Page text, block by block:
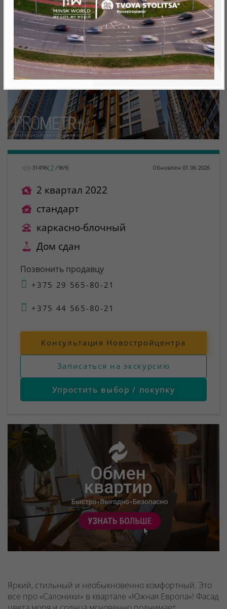
31496( 2 /969) Обновлен 01.06.2026
2 квартал 2022
стандарт
каркасно-блочный
Дом сдан
Позвонить продавцу
+375 29 565-80-21
+375 44 565-80-21
Консультация Новостройцентра
Записаться на экскурсию
Упростить выбор / покупку
Яркий, стильный и необыкновенно комфортный. Это
все про «Салоники» в квартале «Южная Европа»! Фасад